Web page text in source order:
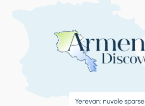
Yerevan: nuvole sparse